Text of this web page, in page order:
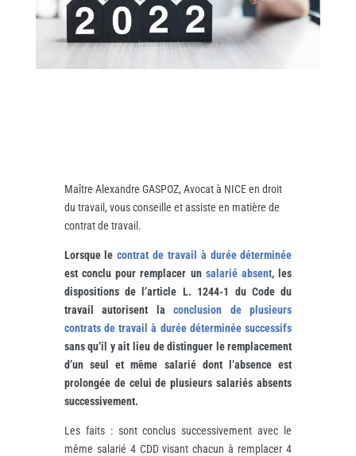
Maître Alexandre GASPOZ, Avocat à NICE en droit
du travail, vous conseille et assiste en matière de
contrat de travail.
Lorsque lecontrat de travail à durée déterminée
est conclu pour remplacer un salarié absent, les
dispositions de l’article L. 1244-1 du Code du
travail autorisent la conclusion de plusieurs
contrats de travail à durée déterminée successifs
sans qu’il y ait lieu de distinguer le remplacement
d’un seul et même salarié dont l’absence est
prolongée de celui de plusieurs salariés absents
successivement.
Les faits : sont conclus successivement avec le
même salarié 4 CDD visant chacun à remplacer 4